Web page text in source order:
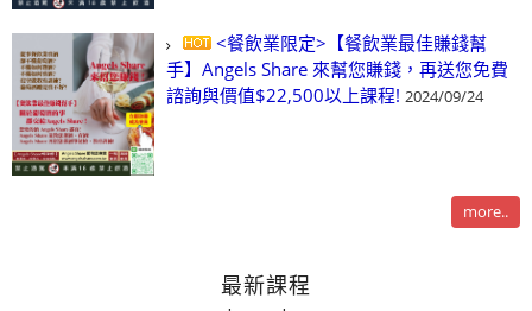
<餐飲業限定>【餐飲業最佳賺錢幫
手】Angels Share 來幫您賺錢，再送您免費
諮詢與價值$22,500以上課程! 2024/09/24
more..
最新課程